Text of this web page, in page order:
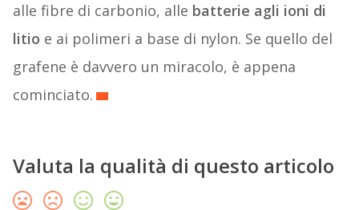
alle fibre di carbonio, alle batterie agli ioni di
litio e ai polimeri a base di nylon. Se quello del
grafene è davvero un miracolo, è appena
cominciato.
Valuta la qualità di questo articolo